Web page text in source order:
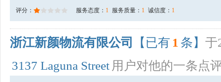
评分： 服务态度： 1 服务质量： 1 诚信度： 1
浙江新颜物流有限公司 【已有 1 条】 于
3137 Laguna Street 用户对他的一条点